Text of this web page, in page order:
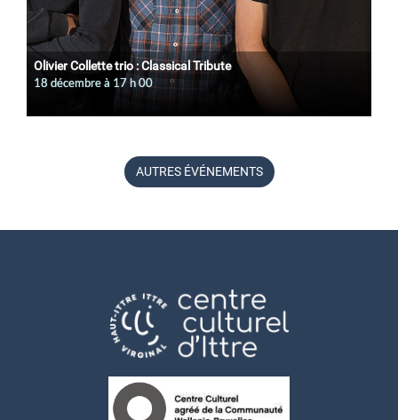
Olivier Collette trio : Classical Tribute
18 décembre à 17 h 00
AUTRES ÉVÉNEMENTS